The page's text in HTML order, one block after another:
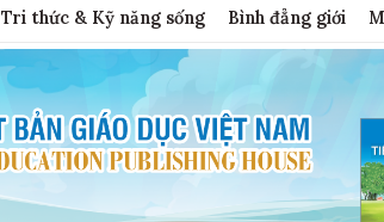
Tri thức & Kỹ năng sống Bình đẳng giới